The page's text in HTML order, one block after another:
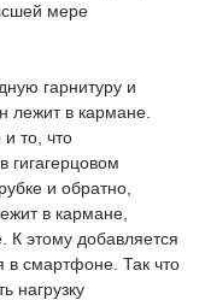
мере
гарнитуру и
лежит в кармане.
то, что
гигагерцовом
и обратно,
в кармане,
К этому добавляется
в смартфоне. Так что
нагрузку